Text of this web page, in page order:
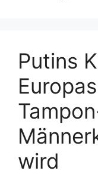
Putins
wird